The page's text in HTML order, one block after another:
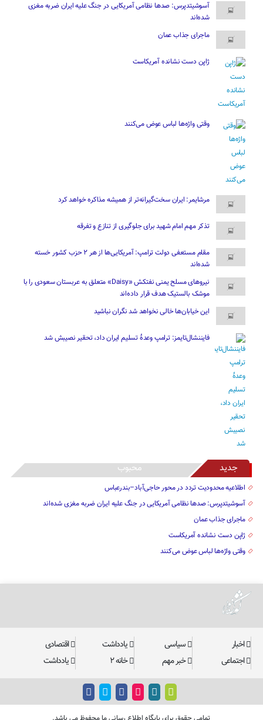
آسوشیتدپرس: صدها نظامی آمریکایی در جنگ علیه ایران ضربه مغزی
شده‌اند
ماجرای جذاب عمان
ژاپن دست نشانده آمریکاست
وقتی واژه‌ها لباس عوض می‌کنند
مرشایمر: ایران سخت‌گیرانه‌تر از همیشه مذاکره خواهد کرد
تذکر مهم امام شهید برای جلوگیری از تنازع و تفرقه
مقام مستعفی دولت ترامپ: آمریکایی‌ها از هر ۲ حزب کشور خسته
شده‌اند
نیروهای مسلح یمنی نفتکش «Daisy» متعلق به عربستان سعودی را با
موشک بالستیک هدف قرار داده‌اند
این خیابان‌ها خالی نخواهد شد نگران نباشید
فایننشال‌تایمز: ترامپ وعدۀ تسلیم ایران داد، تحقیر نصیبش شد
جدید محبوب
اطلاعیه محدودیت تردد در محور حاجی‌آباد–بندرعباس
آسوشیتدپرس: صدها نظامی آمریکایی در جنگ علیه ایران ضربه مغزی شده‌اند
ماجرای جذاب عمان
ژاپن دست نشانده آمریکاست
وقتی واژه‌ها لباس عوض می‌کنند
اخبار سیاسی یادداشت
اقتصادی
اجتماعی
خبر مهم خانه ۲ یادداشت